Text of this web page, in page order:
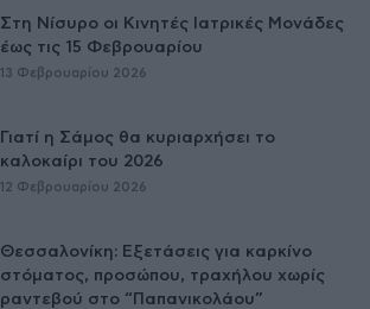
Στη Νίσυρο οι Κινητές Ιατρικές Μονάδες
έως τις 15 Φεβρουαρίου
13 Φεβρουαρίου 2026
Γιατί η Σάμος θα κυριαρχήσει το
καλοκαίρι του 2026
12 Φεβρουαρίου 2026
Θεσσαλονίκη: Εξετάσεις για καρκίνο
στόματος, προσώπου, τραχήλου χωρίς
ραντεβού στο “Παπανικολάου”